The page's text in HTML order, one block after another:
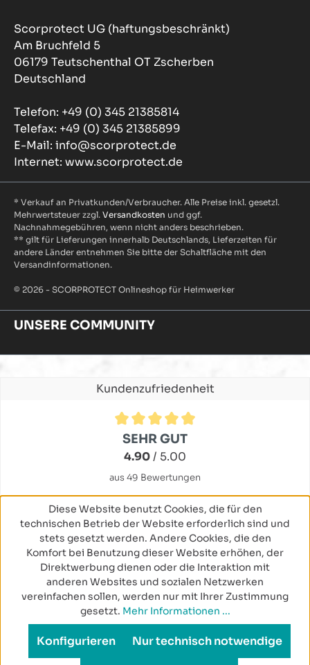
Scorprotect UG (haftungsbeschränkt)
Am Bruchfeld 5
06179 Teutschenthal OT Zscherben
Deutschland
Telefon: +49 (0) 345 21385814
Telefax: +49 (0) 345 21385899
E-Mail: info@scorprotect.de
Internet: www.scorprotect.de
* Verkauf an Privatkunden/Verbraucher. Alle Preise inkl. gesetzl.
Mehrwertsteuer zzgl. Versandkosten und ggf.
Nachnahmegebühren, wenn nicht anders beschrieben.
** gilt für Lieferungen innerhalb Deutschlands, Lieferzeiten für
andere Länder entnehmen Sie bitte der Schaltfläche mit den
Versandinformationen.
© 2026 - SCORPROTECT Onlineshop für Heimwerker
UNSERE COMMUNITY
Kundenzufriedenheit
Durchschnittliche Bewertung von 4.9 von 5 Sternen
SEHR GUT
4.90/ 5.00
aus 49 Bewertungen
Diese Website benutzt Cookies, die für den
technischen Betrieb der Website erforderlich sind und
stets gesetzt werden. Andere Cookies, die den
Komfort bei Benutzung dieser Website erhöhen, der
Direktwerbung dienen oder die Interaktion mit
anderen Websites und sozialen Netzwerken
vereinfachen sollen, werden nur mit Ihrer Zustimmung
gesetzt. Mehr Informationen ...
Nur technisch notwendige
Konfigurieren